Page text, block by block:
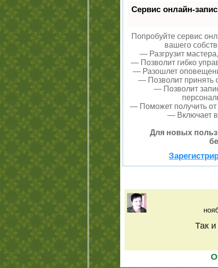
Сервис онлайн-
Попробуйте сервис
вашего
— Разгрузит
— Позволит гибко
— Разошлет
— Позволит принять
— Позволит
— Поможет получить от
— Включает
Для новых
Так